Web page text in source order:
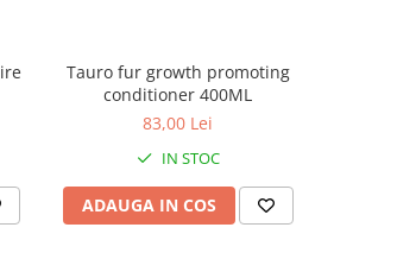
Tauro fur growth promoting
conditioner 400ML
83,00 Lei
IN STOC
ADAUGA IN COS